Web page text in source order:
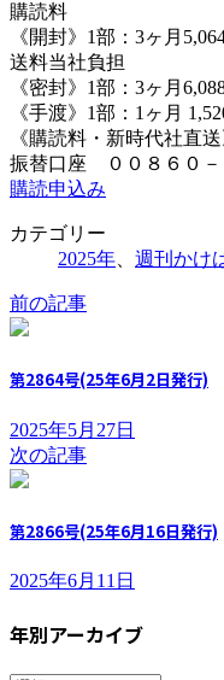
購読料
《開封》1部：3ヶ月
送料当社負担
《密封》1部：3ヶ月
《手渡》1部：1ヶ月
《購読料・新時代社直送
振替口座 ００８６０
購読申込み
カテゴリー
2025年
週刊かけ
前の記事
第2864号(25年6月2日発行)
2025年5月27日
次の記事
第2866号(25年6月16日発行)
2025年6月11日
年別アーカイブ